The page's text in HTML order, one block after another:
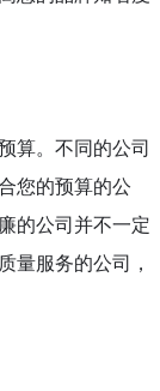
算。不同的公司
您的预算的公
的公司并不一定
量服务的公司，